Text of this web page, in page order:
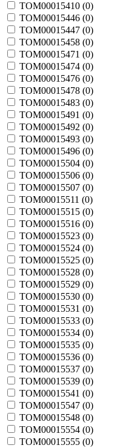
TOM00015410 (0)
TOM00015446 (0)
TOM00015447 (0)
TOM00015458 (0)
TOM00015471 (0)
TOM00015474 (0)
TOM00015476 (0)
TOM00015478 (0)
TOM00015483 (0)
TOM00015491 (0)
TOM00015492 (0)
TOM00015493 (0)
TOM00015496 (0)
TOM00015504 (0)
TOM00015506 (0)
TOM00015507 (0)
TOM00015511 (0)
TOM00015515 (0)
TOM00015516 (0)
TOM00015523 (0)
TOM00015524 (0)
TOM00015525 (0)
TOM00015528 (0)
TOM00015529 (0)
TOM00015530 (0)
TOM00015531 (0)
TOM00015533 (0)
TOM00015534 (0)
TOM00015535 (0)
TOM00015536 (0)
TOM00015537 (0)
TOM00015539 (0)
TOM00015541 (0)
TOM00015547 (0)
TOM00015548 (0)
TOM00015554 (0)
TOM00015555 (0)